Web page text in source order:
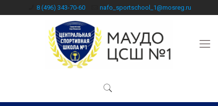
8 (496) 343-70-60 nafo_sportschool_1@mosreg.ru